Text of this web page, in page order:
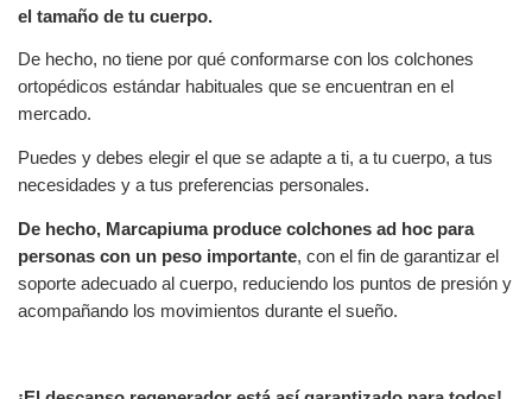
el tamaño de tu cuerpo.
De hecho, no tiene por qué conformarse con los colchones
ortopédicos estándar habituales que se encuentran en el
mercado.
Puedes y debes elegir el que se adapte a ti, a tu cuerpo, a tus
necesidades y a tus preferencias personales.
De hecho, Marcapiuma produce colchones ad hoc para
personas con un peso importante, con el fin de garantizar el
soporte adecuado al cuerpo, reduciendo los puntos de presión y
acompañando los movimientos durante el sueño.